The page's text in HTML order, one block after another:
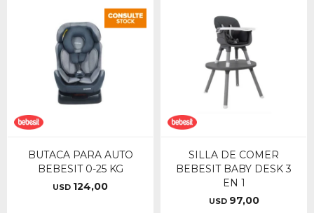
BUTACA PARA AUTO
BEBESIT 0-25 KG
USD 124,00
SILLA DE COMER
BEBESIT BABY DESK 3
EN 1
USD 97,00